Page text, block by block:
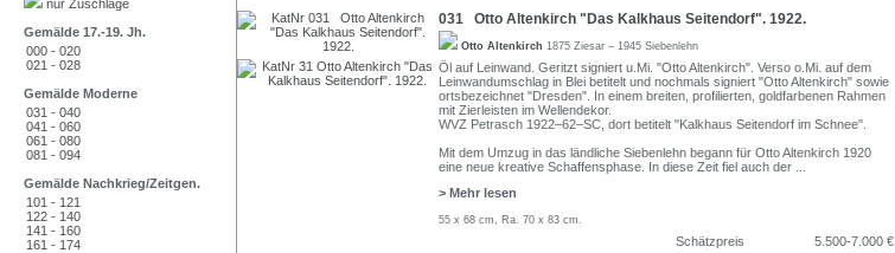
nur Zuschläge
Gemälde 17.-19. Jh.
000 - 020
021 - 028
Gemälde Moderne
031 - 040
041 - 060
061 - 080
081 - 094
Gemälde Nachkrieg/Zeitgen.
101 - 121
122 - 140
141 - 160
161 - 174
031 Otto Altenkirch "Das Kalkhaus Seitendorf". 1922.
Otto Altenkirch 1875 Ziesar – 1945 Siebenlehn
Öl auf Leinwand. Geritzt signiert u.Mi. "Otto Altenkirch". Verso o.Mi. auf dem
Leinwandumschlag in Blei betitelt und nochmals signiert "Otto Altenkirch" sowie
ortsbezeichnet "Dresden". In einem breiten, profilierten, goldfarbenen Rahmen
mit Zierleisten im Wellendekor.
WVZ Petrasch 1922–62–SC, dort betitelt "Kalkhaus Seitendorf im Schnee".
Mit dem Umzug in das ländliche Siebenlehn begann für Otto Altenkirch 1920
eine neue kreative Schaffensphase. In diese Zeit fiel auch der
> Mehr lesen
55 x 68 cm, Ra. 70 x 83 cm.
Schätzpreis
5.500-7.000 €